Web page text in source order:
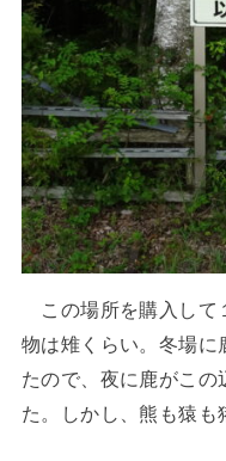
この場所を購入して
物は雉くらい。冬場に
たので、夜に鹿がこの
た。しかし、熊も猿も